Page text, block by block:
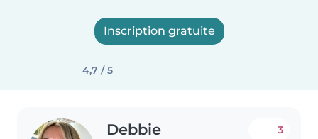
Inscription gratuite
4,7 / 5
Debbie 3